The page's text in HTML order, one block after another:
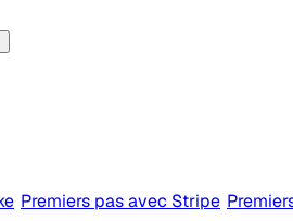
Premiers pas avec Stripe